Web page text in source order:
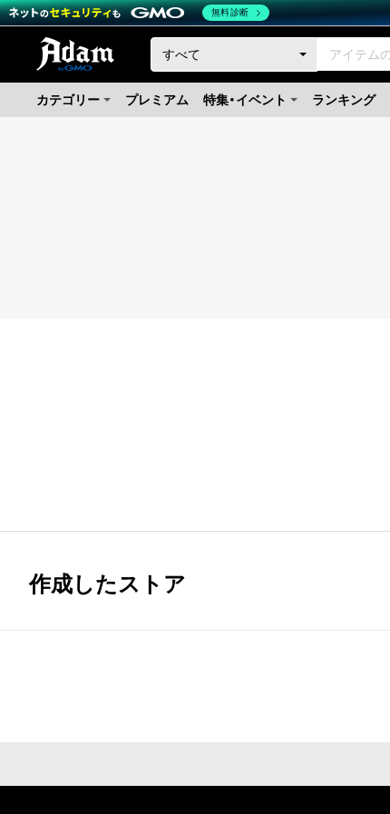
カテゴリー プレミアム 特集・イベント ランキング
作成したストア
無料診断